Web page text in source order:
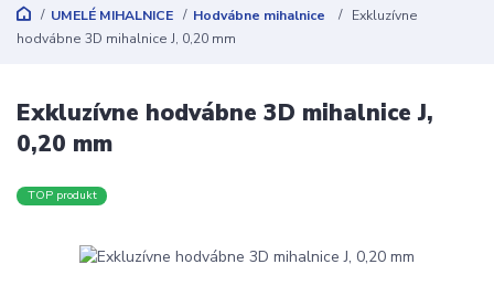
UMELÉ MIHALNICE Hodvábne mihalnice
Exkluzívne
hodvábne 3D mihalnice J, 0,20 mm
Exkluzívne hodvábne 3D mihalnice J,
0,20 mm
TOP produkt